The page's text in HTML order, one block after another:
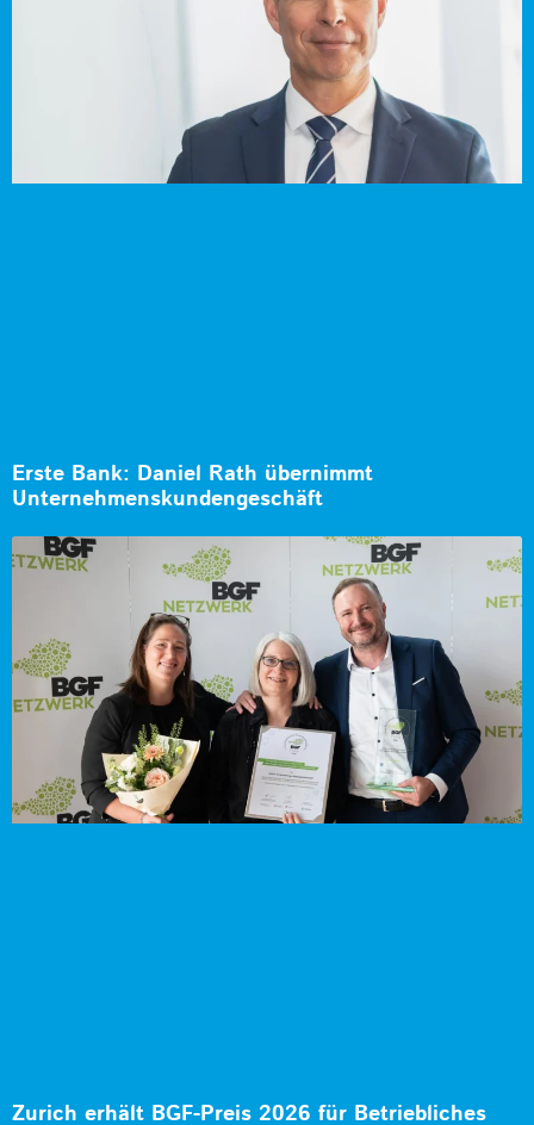
Erste Bank: Daniel Rath übernimmt
Unternehmenskundengeschäft
Zurich erhält BGF-Preis 2026 für Betriebliches